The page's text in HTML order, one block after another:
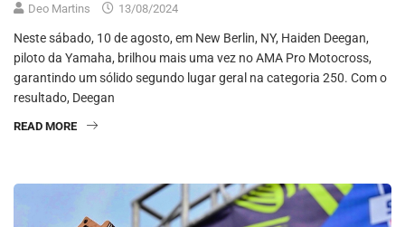
Deo Martins 13/08/2024
Neste sábado, 10 de agosto, em New Berlin, NY, Haiden Deegan,
piloto da Yamaha, brilhou mais uma vez no AMA Pro Motocross,
garantindo um sólido segundo lugar geral na categoria 250. Com o
resultado, Deegan
READ MORE